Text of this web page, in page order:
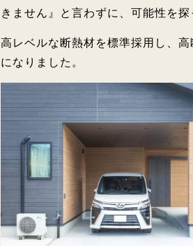
きません』と言わずに、可能性を
高レベルな断熱材を標準採用し、
になりました。